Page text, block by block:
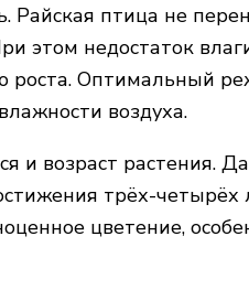
птица не
этом недостаток
роста. Оптимальный
воздуха.
и возраст растения.
трёх-четырёх
цветение,